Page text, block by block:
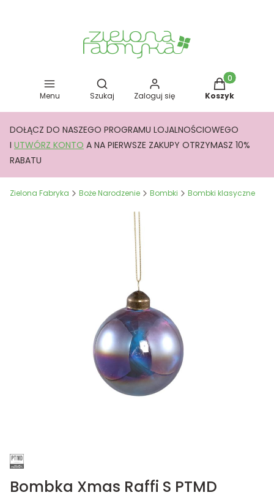
Menu
Otwórz wyszukiwarkę
Szukaj Zaloguj się
Produkty w
Koszyk
DOŁĄCZ DO NASZEGO PROGRAMU LOJALNOŚCIOWEGO
I UTWÓRZ KONTO A NA PIERWSZE ZAKUPY OTRZYMASZ 10%
RABATU
Zielona Fabryka Boże Narodzenie Bombki Bombki klasyczne
Bombka Xmas Raffi S PTMD